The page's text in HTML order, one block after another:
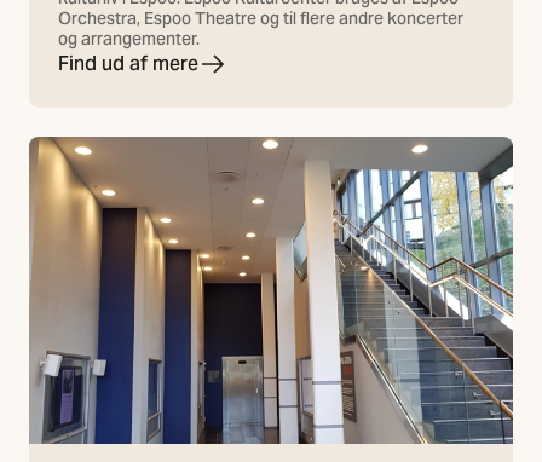
Orchestra, Espoo Theatre og til flere andre koncerter
og arrangementer.
Find ud af mere